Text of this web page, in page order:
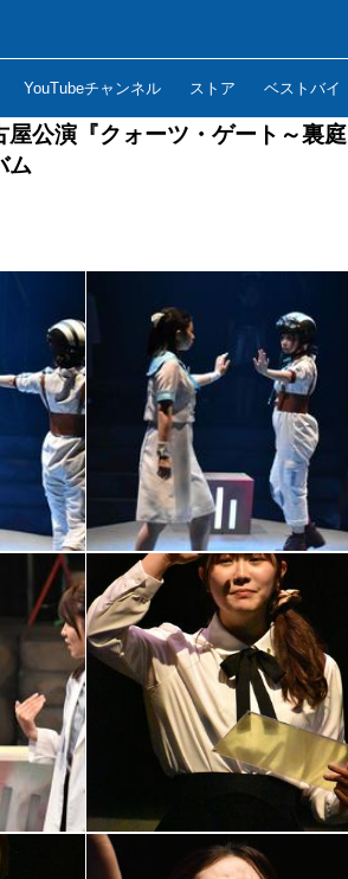
YouTubeチャンネル ストア ベストバイ
屋公演『クォーツ・ゲート～裏庭
ム